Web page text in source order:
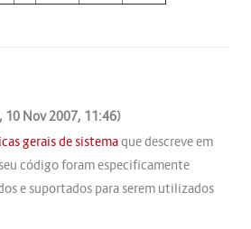
10 Nov 2007, 11:46)
gerais de sistemaque descreve em
código foram especificamente
e suportados para serem utilizados